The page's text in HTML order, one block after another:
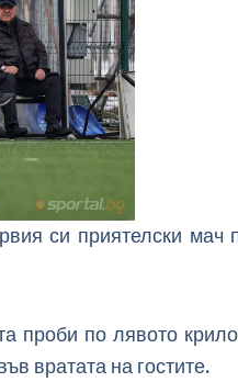
си приятелски мач
проби по лявото
вратата на гостите.